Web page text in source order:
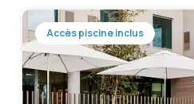
Accès piscine inclus